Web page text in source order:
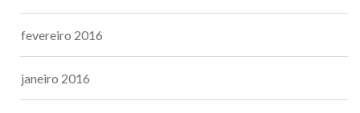
fevereiro 2016
janeiro 2016